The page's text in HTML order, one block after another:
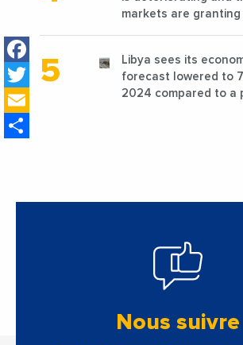
Facebook
Twitter
markets are granting
Libya sees its
forecast lowered to
2024 compared to a
Nous suivre